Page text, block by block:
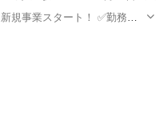
規事業スタート！ ✅勤務地